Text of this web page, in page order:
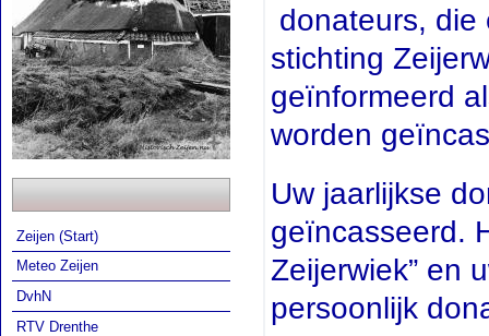
Zeijen (Start)
Meteo Zeijen
DvhN
RTV Drenthe
donateurs, die
stichting
geïnformeerd
worden
Uw jaarlijkse
geïncasseerd.
Zeijerwiek” en
persoonlijk